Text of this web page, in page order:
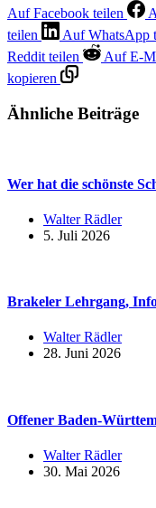
Auf Facebook teilen
teilen
Auf WhatsApp
Reddit teilen
Auf E-
kopieren
Ähnliche Beiträge
Wer hat die schönste
Walter Rädler
5. Juli 2026
Brakeler Lehrgang,
Walter Rädler
28. Juni 2026
Offener Baden-
Walter Rädler
30. Mai 2026